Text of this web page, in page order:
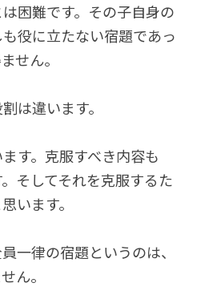
困難です。その子自身の
役に立たない宿題であっ
せん。
は違います。
す。克服すべき内容も
そしてそれを克服するた
います。
一律の宿題というのは、
ん。